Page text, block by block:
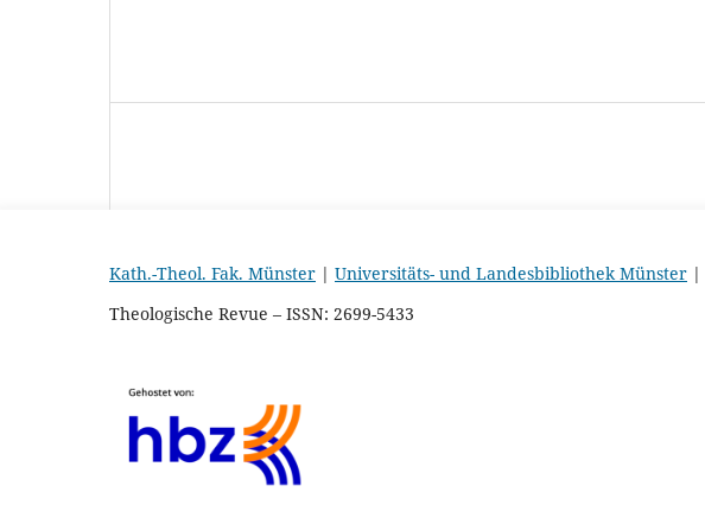
Kath.-Theol. Fak. Münster | Universitäts- und Landesbibliothek Münster |
Theologische Revue – ISSN: 2699-5433